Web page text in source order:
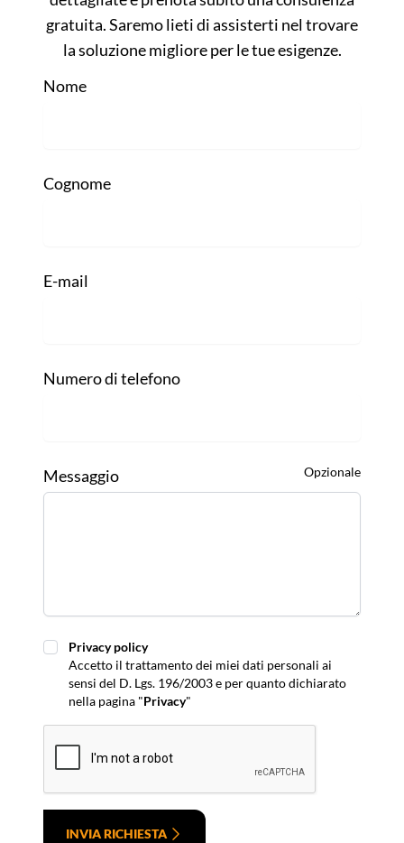
gratuita. Saremo lieti di assisterti nel trovare
la soluzione migliore per le tue esigenze.
Nome
Cognome
E-mail
Numero di telefono
Messaggio Opzionale
Privacy policy
Privacy policy
Accetto il trattamento dei miei dati personali ai
sensi del D. Lgs. 196/2003 e per quanto dichiarato
nella pagina "Privacy"
INVIA RICHIESTA